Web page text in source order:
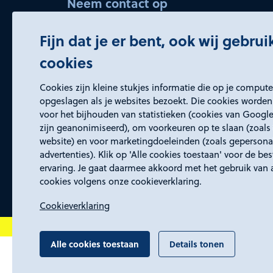
Fijn dat je er bent, ook wij
cookies
Cookies zijn kleine stukjes informatie die op je
opgeslagen als je websites bezoekt. Die cookies
voor het bijhouden van statistieken (cookies van
zijn geanonimiseerd), om voorkeuren op te slaan (zoals
website) en voor marketingdoeleinden (zoals
advertenties). Klik op 'Alle cookies toestaan' voor de
ervaring. Je gaat daarmee akkoord met het gebruik van
cookies volgens onze cookieverklaring.
Cookieverklaring
Alle cookies toestaan Details tonen
045 5437150 (keuze 2)
Openingstijden
Wij zijn elke werkdag bereikbaar van
8:30 tot 17:00 uur.
Proclaimer,